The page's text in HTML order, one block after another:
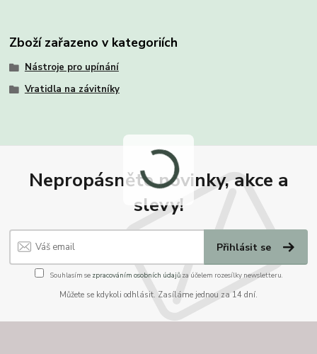
Zboží zařazeno v kategoriích
Nástroje pro upínání
Vratidla na závitníky
Nepropásněte novinky, akce a
slevy!
Přihlásit se
Souhlasím se zpracováním osobních údajůza účelem rozesílky newsletteru.
Můžete se kdykoli odhlásit. Zasíláme jednou za 14 dní.